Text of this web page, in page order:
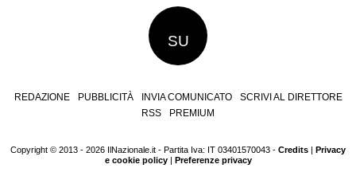
SU
REDAZIONE PUBBLICITÀ INVIA COMUNICATO
SCRIVI AL DIRETTORE
RSS
PREMIUM
Copyright © 2013 - 2026 IlNazionale.it - Partita Iva: IT 03401570043 - Credits | Privacy
e cookie policy| Preferenze privacy